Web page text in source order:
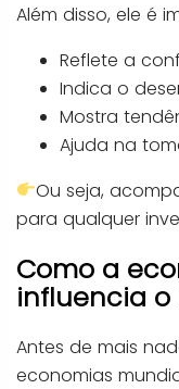
Além disso, ele é
Reflete a
Indica o
Mostra
Ajuda na
Ou seja,
para qualquer
Como a
influencia o
Antes de mais
economias